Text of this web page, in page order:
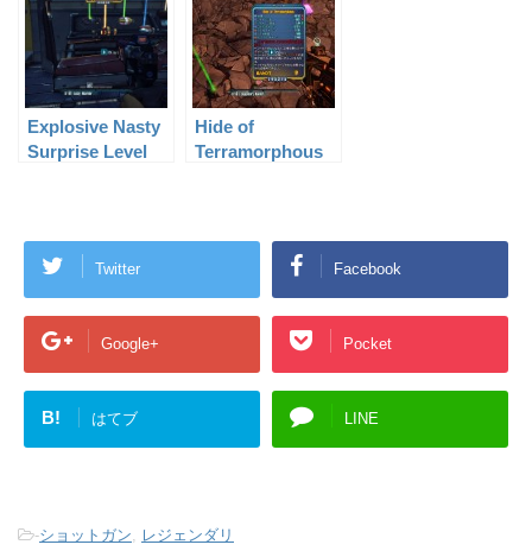
Explosive Nasty
Surprise Level
Hide of
Terramorphous
Twitter Facebook
Google+ Pocket
B! はてブ LINE
-ショットガン
レジェンダリ